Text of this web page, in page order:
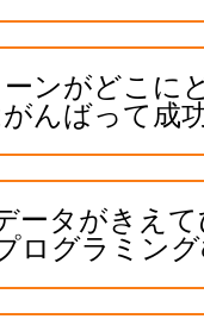
ーンがどこに
んばって成
ータがきえ
ログラミン